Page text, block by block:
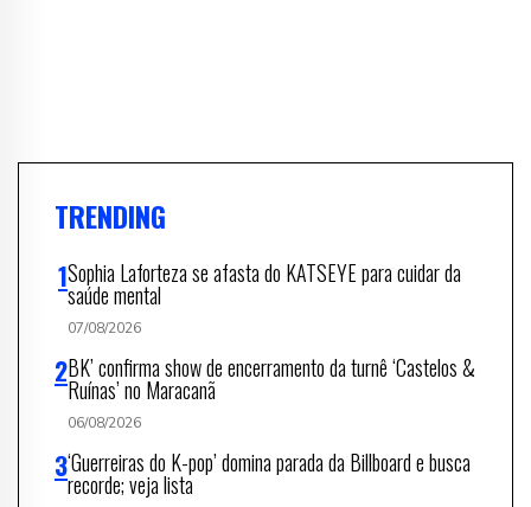
TRENDING
Sophia Laforteza se afasta do KATSEYE para cuidar da
saúde mental
07/08/2026
BK’ confirma show de encerramento da turnê ‘Castelos &
Ruínas’ no Maracanã
06/08/2026
‘Guerreiras do K-pop’ domina parada da Billboard e busca
recorde; veja lista